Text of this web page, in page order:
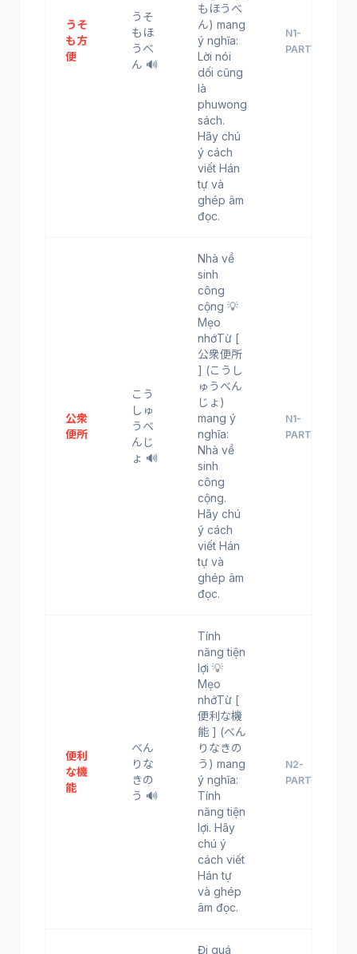
うそ
も方
便
うそ
もほ
うべ
ん 🔊
もほうべ
ん) mang
ý nghĩa:
Lời nói
dối cũng
là
phuwong
sách.
Hãy chú
ý cách
viết Hán
tự và
ghép âm
đọc.
N1-
PART18
公衆
便所
こう
しゅ
うべ
んじ
ょ 🔊
Nhà về
sinh
công
cộng 💡
Mẹo
nhớTừ [
公衆便所
] (こうし
ゅうべん
じょ)
mang ý
nghĩa:
Nhà về
sinh
công
cộng.
Hãy chú
ý cách
viết Hán
tự và
ghép âm
đọc.
N1-
PART21
便利
な機
能
べん
りな
きの
う 🔊
Tính
năng tiện
lợi 💡
Mẹo
nhớTừ [
便利な機
能 ] (べん
りなきの
う) mang
ý nghĩa:
Tính
năng tiện
lợi. Hãy
chú ý
cách viết
Hán tự
và ghép
âm đọc.
N2-
PART4
Đi quá